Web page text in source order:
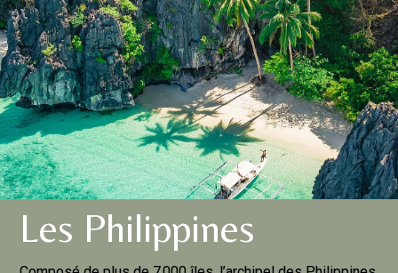
Les Philippines